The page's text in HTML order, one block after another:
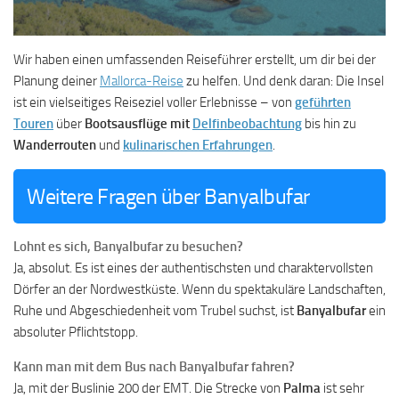
Wir haben einen umfassenden Reiseführererstellt, um dir bei der
Planung deiner Mallorca-Reise zu helfen. Und denk daran: Die Insel
ist ein vielseitiges Reiseziel voller Erlebnisse – von geführten
Touren über Bootsausflüge mit Delfinbeobachtung bis hin zu
Wanderrouten und kulinarischen Erfahrungen
Weitere Fragen über Banyalbufar
Lohnt es sich, Banyalbufar zu besuchen?
Ja, absolut. Es ist eines der authentischsten und charaktervollsten
Dörfer an der Nordwestküste. Wenn du spektakuläre Landschaften,
Ruhe und Abgeschiedenheit vom Trubel suchst, ist Banyalbufarein
absoluter Pflichtstopp.
Kann man mit dem Bus nach Banyalbufar fahren?
Ja, mit der Buslinie 200 der EMT. Die Strecke von Palma ist sehr